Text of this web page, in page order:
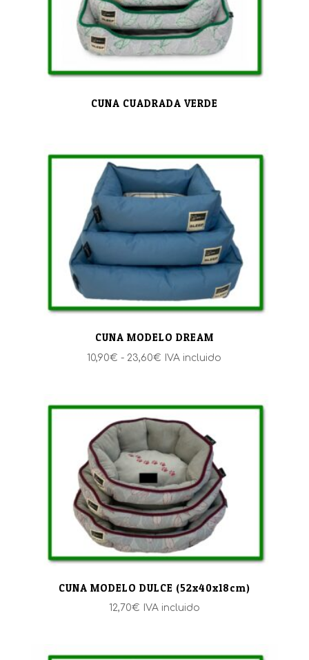
CUNA CUADRADA VERDE
CUNA MODELO DREAM
10,90€ - 23,60€ Rango
desde
10,90€
hasta
23,60€
IVA incluido
CUNA MODELO DULCE (52x40x18cm)
12,70€ IVA incluido